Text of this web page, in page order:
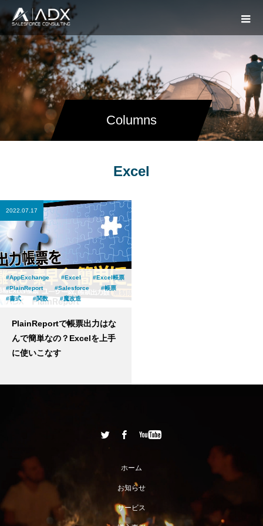
Columns
Excel
2022.07.17
AppExchange Excel
Excel帳票
PlainReport
Salesforce
帳票
書式
関数 魔改造
PlainReportで帳票出力はな
んで簡単なの？Excelを上手
に使いこなす
ホーム
お知らせ
サービス